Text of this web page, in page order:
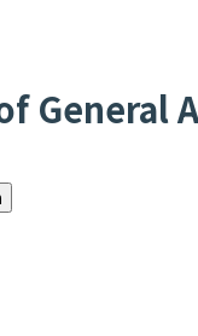
General